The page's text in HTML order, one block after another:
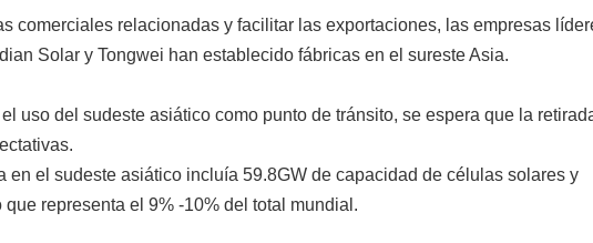
comerciales relacionadas y facilitar las exportaciones, las empresas
Solar y Tongwei han establecido fábricas en el sureste Asia.
uso del sudeste asiático como punto de tránsito, se espera que la
en el sudeste asiático incluía 59.8GW de capacidad de células solares y
representa el 9% -10% del total mundial.